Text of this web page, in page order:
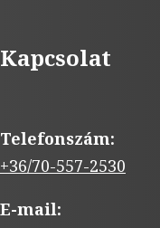
Kapcsolat
Telefonszám:
+36/70-557-2530
E-mail: